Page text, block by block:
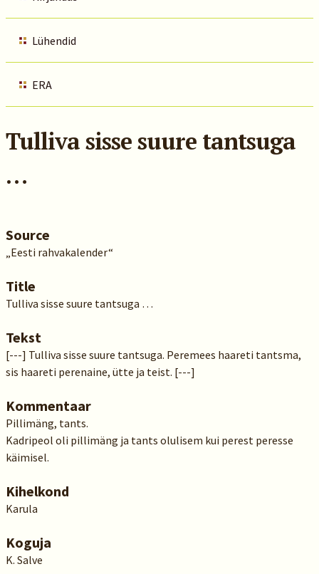
Lühendid
ERA
Tulliva sisse suure tantsuga
…
Source
„Eesti rahvakalender“
Title
Tulliva sisse suure tantsuga …
Tekst
[---] Tulliva sisse suure tantsuga. Peremees haareti tantsma,
sis haareti perenaine, ütte ja teist. [---]
Kommentaar
Pillimäng, tants.
Kadripeol oli pillimäng ja tants olulisem kui perest peresse
käimisel.
Kihelkond
Karula
Koguja
K. Salve